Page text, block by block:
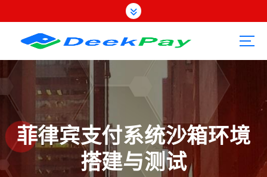
转
容
菲律宾支付系统沙箱环境
搭建与测试